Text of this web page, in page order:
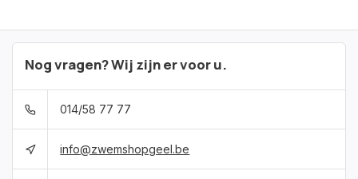
Nog vragen? Wij zijn er voor u.
014/58 77 77
info@zwemshopgeel.be